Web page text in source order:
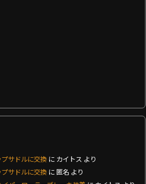
サドルに交換 に カイトス より
サドルに交換 に 匿名 より